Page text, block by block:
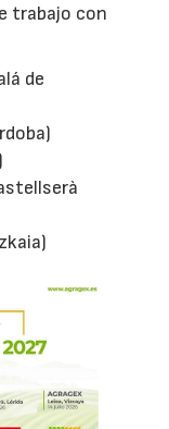
trabajo con
de